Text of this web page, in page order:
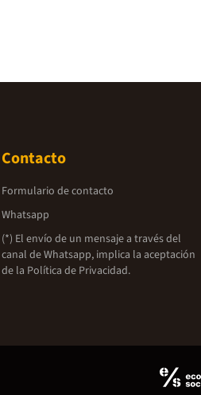
Contacto
Formulario de contacto
Whatsapp
(*) El envío de un mensaje a través del
canal de Whatsapp, implica la aceptación
de la Política de Privacidad.